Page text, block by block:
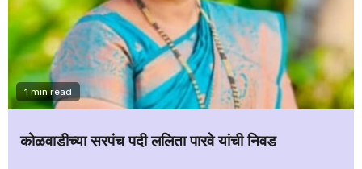
1 min read
कोळवाडीच्या सरपंच पदी ललिता पारवे यांची निवड